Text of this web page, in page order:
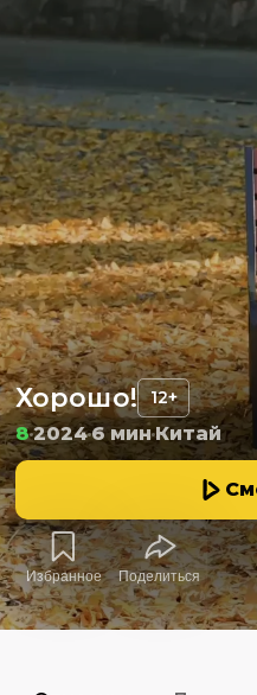
Хорошо! 12+
820246 мин Китай
Избранное Поделиться